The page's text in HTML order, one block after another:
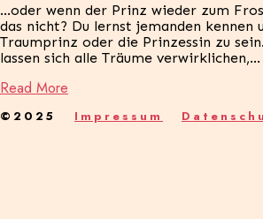
…oder wenn der Prinz wieder zum
das nicht? Du lernst jemanden kennen
Traumprinz oder die Prinzessin zu
lassen sich alle Träume verwirklichen,…
Read More
©2025 Impressum